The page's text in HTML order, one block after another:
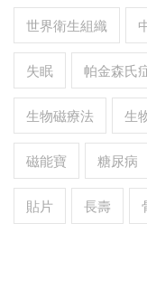
世界衛生組織
失眠 帕金森氏
生物磁療法 生
磁能寶 糖尿病
貼片 長壽